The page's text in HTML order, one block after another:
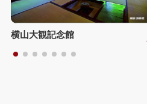
横山大観記念館